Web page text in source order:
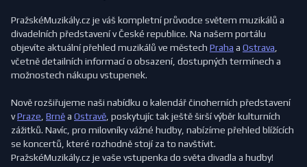
PražskéMuzikály.cz je váš kompletní průvodce světem muzikálů a
divadelních představení v České republice. Na našem portálu
objevíte aktuální přehled muzikálů ve městech Praha a Ostrava
včetně detailních informací o obsazení, dostupných termínech a
možnostech nákupu vstupenek.
Nově rozšiřujeme naši nabídku o kalendář činoherních představení
vPraze Brněa Ostravě , poskytujíc tak ještě širší výběr kulturních
zážitků. Navíc, pro milovníky vážné hudby, nabízíme přehled blížících
se koncertů, které rozhodně stojí za to navštívit.
PražskéMuzikály.cz je vaše vstupenka do světa divadla a hudby!